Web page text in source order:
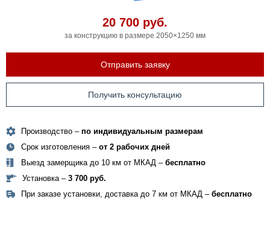
20 700 руб.
за конструкцию в размере 2050×1250 мм
Отправить заявку
Получить консультацию
Производство – по индивидуальным размерам
Срок изготовления – от 2 рабочих дней
Выезд замерщика до 10 км от МКАД – бесплатно
Установка – 3 700 руб.
При заказе установки, доставка до 7 км от МКАД – бесплатно